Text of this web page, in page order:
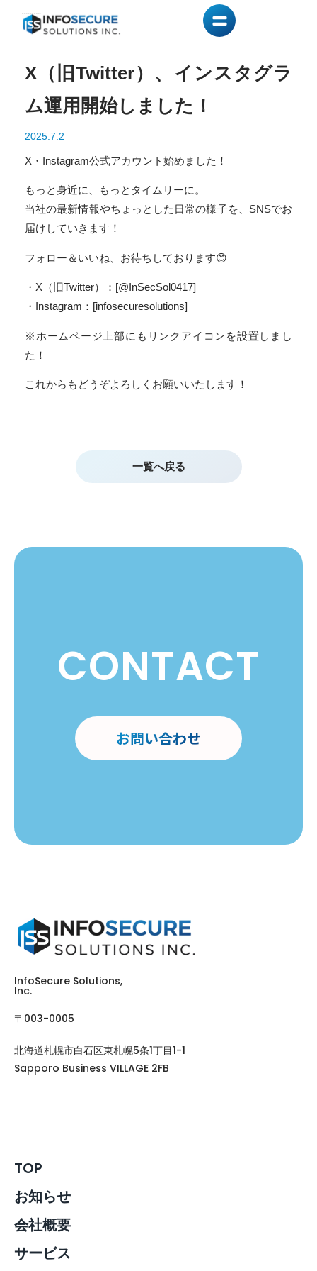
X（旧Twitter）、インスタグラ
ム運用開始しました！
2025.7.2
X・Instagram公式アカウント始めました！
もっと身近に、もっとタイムリーに。
当社の最新情報やちょっとした日常の様子を、SNSでお
届けしていきます！
フォロー＆いいね、お待ちしております😊
・X（旧Twitter）：[@InSecSol0417]
・Instagram：[infosecuresolutions]
※ホームページ上部にもリンクアイコンを設置しまし
た！
これからもどうぞよろしくお願いいたします！
一覧へ戻る
CONTACT
お問い合わせ
InfoSecure Solutions,
Inc. ​
〒003-0005
北海道札幌市白石区東札幌5条1丁目1-1
Sapporo Business VILLAGE 2FB
TOP
お知らせ
会社概要
サービス